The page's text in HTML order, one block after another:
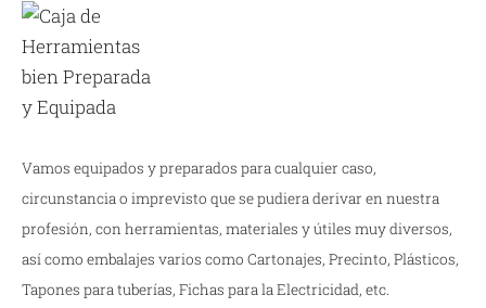
Vamos equipados y preparados para cualquier caso,
circunstancia o imprevisto que se pudiera derivar en nuestra
profesión, con herramientas, materiales y útiles muy diversos,
así como embalajes varios como Cartonajes, Precinto, Plásticos,
Tapones para tuberías, Fichas para la Electricidad, etc.